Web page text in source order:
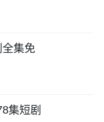
全集免
集短剧